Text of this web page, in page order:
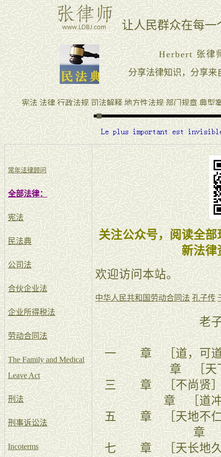
常年法律顾问
全部法律：
宪法
民法典
公司法
合伙企业法
企业所得税法
劳动合同法
The Family and Medical
Leave Act
刑法
刑事诉讼法
Incoterms
关注公众号，阅读全
新法律
欢迎访问本站。
中华人民共和国劳动合同法 孔子传
老
一 章 ［道，
章 ［天
三 章 ［
章 ［道
五 章 ［
章
七 章 ［